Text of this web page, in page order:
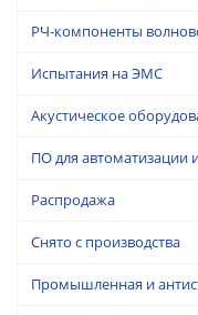
РЧ-компоненты
Испытания на ЭМС
Акустическое
ПО для автоматизации
Распродажа
Снято с производства
Промышленная и